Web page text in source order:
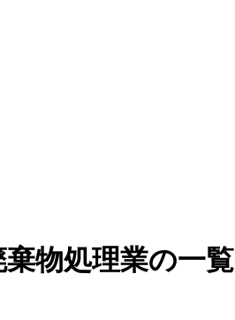
物処理業の一覧